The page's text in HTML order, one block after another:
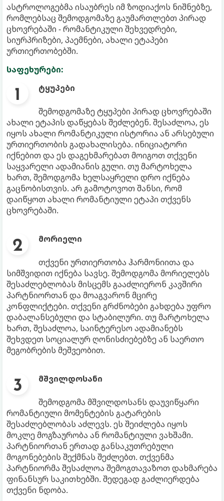
ასტროლოგებმა ისაუბრეს იმ ზოდიაქოს ნიშნებზე,
რომლებსაც შემოდგომაზე გაუმართლებთ პირად
ცხოვრებაში - რომანტიკული შეხვედრები,
სიურპრიზები, პაემნები, ახალი ეტაპები
ურთიერთობებში.
საფეხურები:
ტყუპები
შემოდგომაზე ტყუპები პირად ცხოვრებაში
ახალი ეტაპის დაწყებას შეძლებენ. შესაძლოა, ეს
იყოს ახალი რომანტიკული ისტორია ან არსებული
ურთიერთობის გადახალისება. ინიციატორი
იქნებით და ეს დაგეხმარებათ მოიგოთ თქვენი
საყვარელი ადამიანის გული. თუ მარტოხელა
ხართ, შემოდგომა ხელსაყრელი დრო იქნება
გაცნობისთვის. არ გამოტოვოთ შანსი, რომ
დაიწყოთ ახალი რომანტიული ეტაპი თქვენს
ცხოვრებაში.
მორიელი
თქვენი ურთიერთობა ჰარმონიითა და
სიმშვიდით იქნება სავსე. შემოდგომა მორიელებს
შესაძლებლობას მისცემს გააძლიერონ კავშირი
პარტნიორთან და მოაგვარონ მცირე
კონფლიქტები. თქვენი გრძნობები გახდება უფრო
დაბალანსებული და სტაბილური. თუ მარტოხელა
ხართ, შესაძლოა, საინტერესო ადამიანებს
შეხვდეთ სოციალურ ღონისძიებებზე ან საერთო
მეგობრების მეშვეობით.
მშვილდოსანი
შემოდგომა მშვილდოსანს დაუვიწყარი
რომანტიული მომენტების გატარების
შესაძლებლობას აძლევს. ეს შეიძლება იყოს
მოკლე მოგზაურობა ან რომანტიული ვახშამი.
პარტნიორთან ერთად განსაკუთრებული
მოგონებების შექმნას შეძლებთ. თქვენმა
პარტნიორმა შესაძლოა შემოგთავაზოთ დახმარება
ფინანსურ საკითხებში. შედეგად გაძლიერდება
თქვენი ნდობა.